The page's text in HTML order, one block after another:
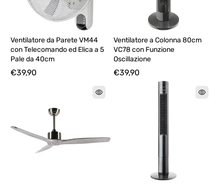
Ventilatore da Parete VM44
con Telecomando ed Elica a 5
Pale da 40cm
€39,90
Ventilatore a Colonna 80cm
VC78 con Funzione
Oscillazione
€39,90